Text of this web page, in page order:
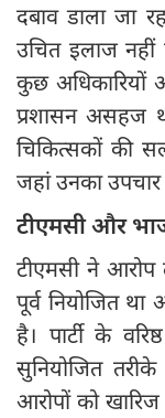
दबाव डाला जा
उचित इलाज नहीं
कुछ अधिकारियों
प्रशासन असहज
चिकित्सकों की
जहां उनका उपचार
टीएमसी और
टीएमसी ने आरोप
पूर्व नियोजित
है। पार्टी के
सुनियोजित
आरोपों को